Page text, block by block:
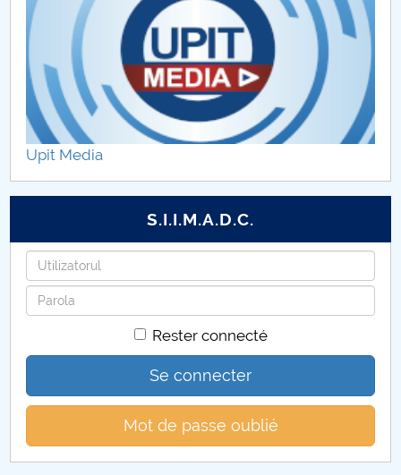
Partenerii consorţiului
Membrii partenerului UPIT
Etape şi activităţi – proiect component P1
Diseminare rezultate proiect component P1
Anunturi
Colaboratori UPIT
Upit Media
S.I.I.M.A.D.C.
Identifiant
Mot
de
Rester connecté
Se connecter
Mot de passe oublié